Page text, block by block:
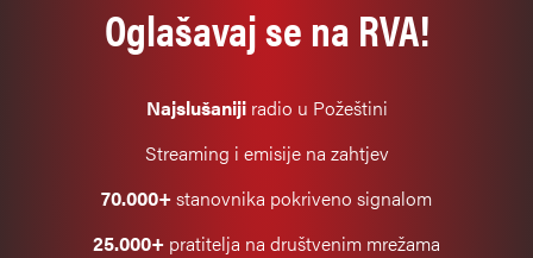
Oglašavaj se na RVA!
Najslušanijiradio u Požeštini
Streaming i emisije na zahtjev
70.000+stanovnika pokriveno signalom
25.000+ pratitelja na društvenim mrežama